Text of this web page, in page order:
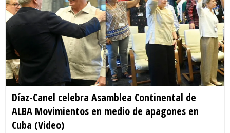
Díaz-Canel celebra Asamblea Continental de
ALBA Movimientos en medio de apagones en
Cuba (Video)